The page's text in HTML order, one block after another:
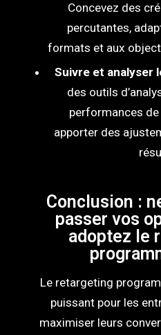
Concevez des
percutantes,
formats et aux
Suivre et analyser
des outils
performances
apporter des
Conclusion :
passer vos
adoptez le
Le retargeting
puissant pour les
maximiser leurs